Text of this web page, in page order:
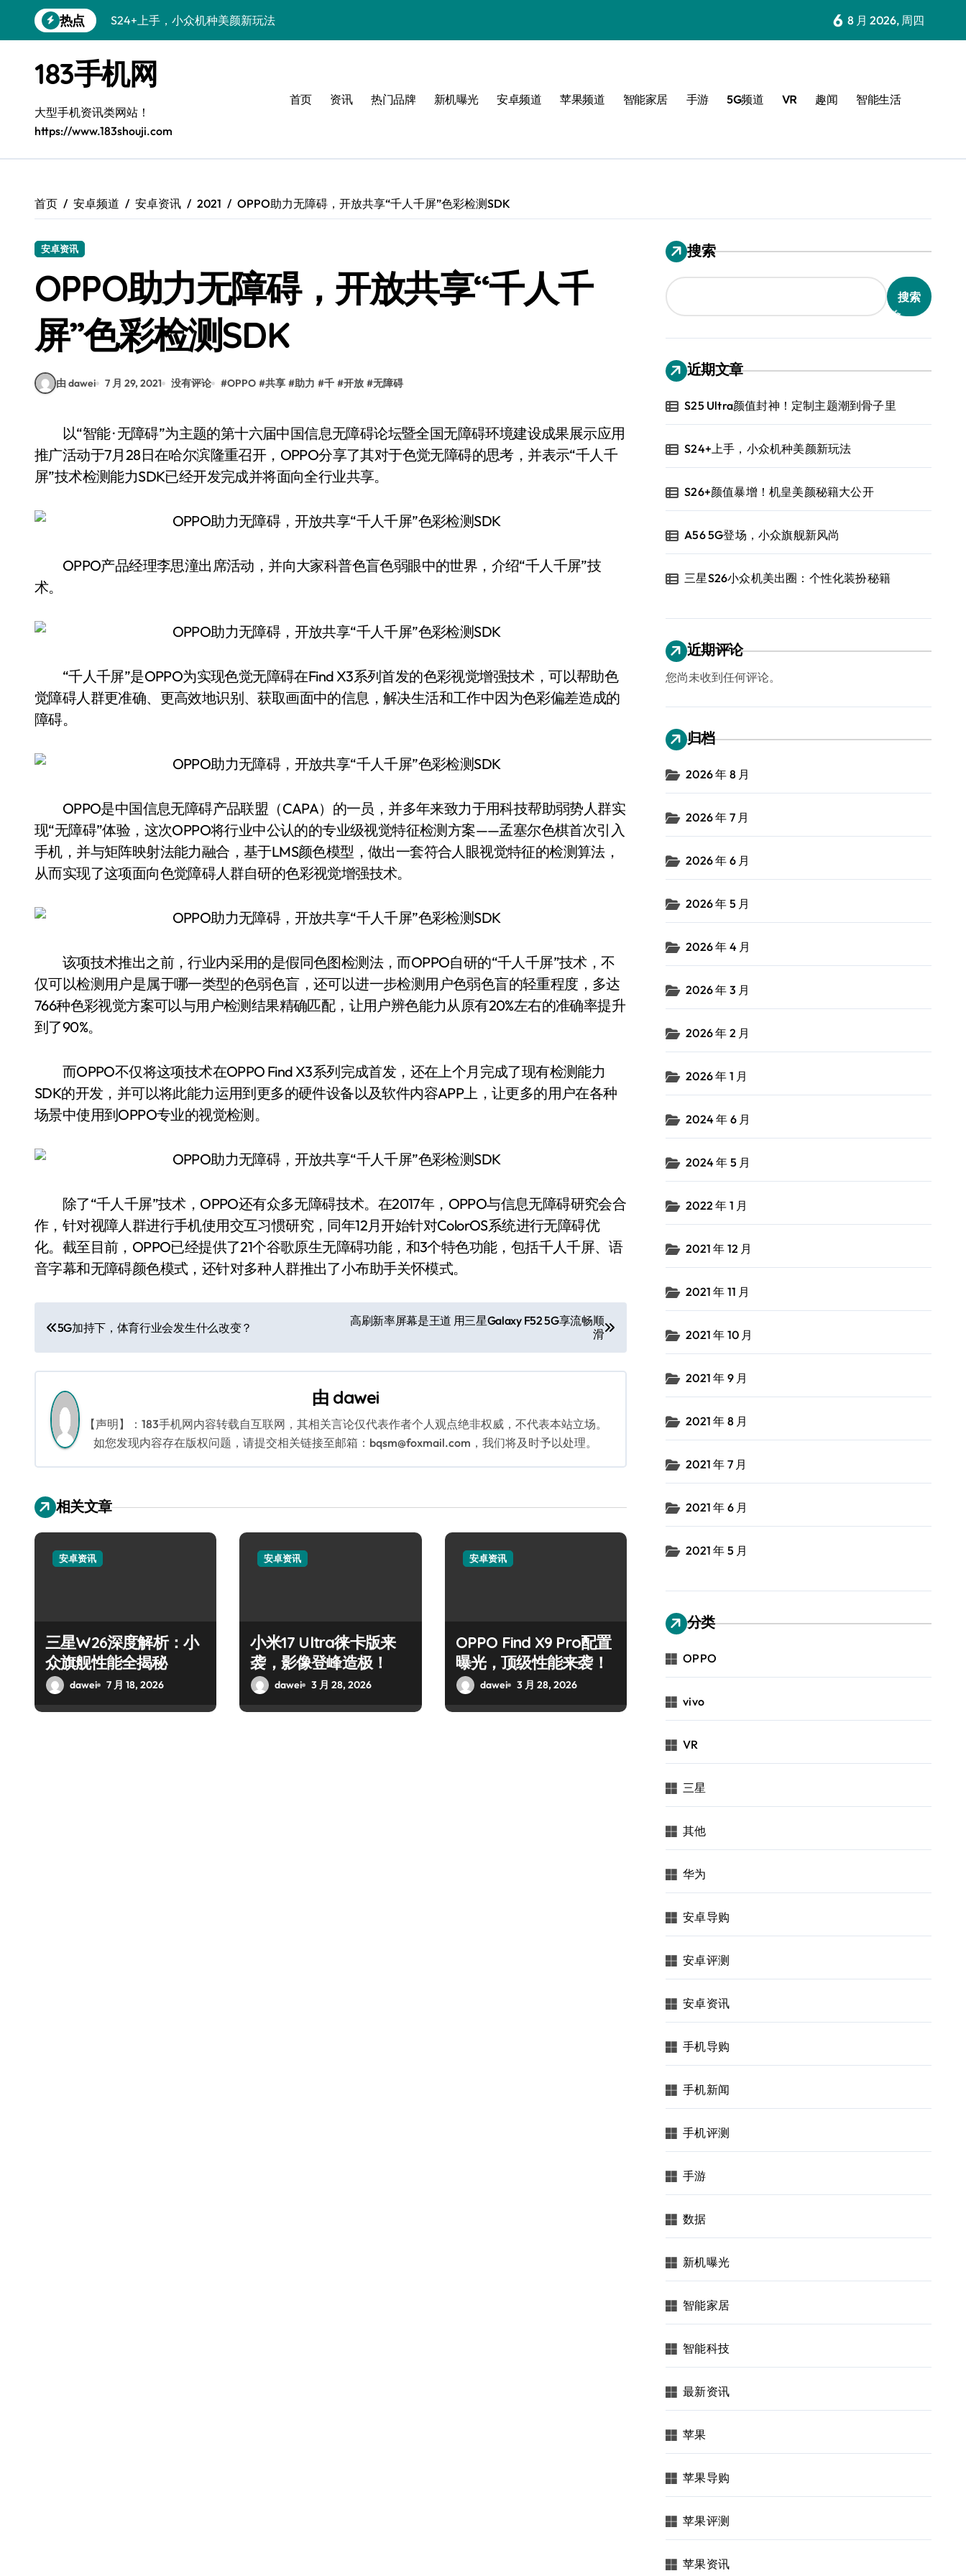
到
热点
S24+上手，小众机种美颜新玩法
A56 5G登场，小众旗舰新风尚
三星S26小众机美出圈：个性化装扮秘籍
S25个性美化秘籍，小众玩法炫酷上线！
C55 5G焕新秘籍：三星潮流定制解锁无限可能
Galaxy Z Flip6：小众潮机，折叠美学新巅峰
S25 Ultra颜值封神！定制主题潮到骨子里
6 8 月 2026, 周四
183手机网
大型手机资讯类网站！
https://www.183shouji.com
首页 资讯 热门品牌 新机曝光 安卓频道 苹果频道 智能家居 手游 5G频道 VR 趣闻 智能生活
首页 安卓频道 安卓资讯 2021 OPPO助力无障碍，开放共享“千人千屏”色彩检测SDK
安卓资讯
OPPO助力无障碍，开放共享“千人千
屏”色彩检测SDK
由 dawei 7 月 29, 2021 没有评论 #OPPO #共享 #助力 #千 #开放 #无障碍
以“智能 · 无障碍”为主题的第十六届中国信息无障碍论坛暨全国无障碍环境建设成果展示应用
推广活动于7月28日在哈尔滨隆重召开，OPPO分享了其对于色觉无障碍的思考，并表示“千人千
屏”技术检测能力SDK已经开发完成并将面向全行业共享。
OPPO产品经理李思潼出席活动，并向大家科普色盲色弱眼中的世界，介绍“千人千屏”技
术。
“千人千屏”是OPPO为实现色觉无障碍在Find X3系列首发的色彩视觉增强技术，可以帮助色
觉障碍人群更准确、更高效地识别、获取画面中的信息，解决生活和工作中因为色彩偏差造成的
障碍。
OPPO是中国信息无障碍产品联盟（CAPA）的一员，并多年来致力于用科技帮助弱势人群实
现“无障碍”体验，这次OPPO将行业中公认的的专业级视觉特征检测方案——孟塞尔色棋首次引入
手机，并与矩阵映射法能力融合，基于LMS颜色模型，做出一套符合人眼视觉特征的检测算法，
从而实现了这项面向色觉障碍人群自研的色彩视觉增强技术。
该项技术推出之前，行业内采用的是假同色图检测法，而OPPO自研的“千人千屏”技术，不
仅可以检测用户是属于哪一类型的色弱色盲，还可以进一步检测用户色弱色盲的轻重程度，多达
766种色彩视觉方案可以与用户检测结果精确匹配，让用户辨色能力从原有20%左右的准确率提升
到了90%。
而OPPO不仅将这项技术在OPPO Find X3系列完成首发，还在上个月完成了现有检测能力
SDK的开发，并可以将此能力运用到更多的硬件设备以及软件内容APP上，让更多的用户在各种
场景中使用到OPPO专业的视觉检测。
除了“千人千屏”技术，OPPO还有众多无障碍技术。在2017年，OPPO与信息无障碍研究会合
作，针对视障人群进行手机使用交互习惯研究，同年12月开始针对ColorOS系统进行无障碍优
化。截至目前，OPPO已经提供了21个谷歌原生无障碍功能，和3个特色功能，包括千人千屏、语
音字幕和无障碍颜色模式，还针对多种人群推出了小布助手关怀模式。
文
章
导
航
5G加持下，体育行业会发生什么改变？
高刷新率屏幕是王道 用三星Galaxy F52 5G享流畅顺
滑
由 dawei
【声明】：183手机网内容转载自互联网，其相关言论仅代表作者个人观点绝非权威，不代表本站立场。
如您发现内容存在版权问题，请提交相关链接至邮箱：bqsm@foxmail.com，我们将及时予以处理。
相关文章
安卓资讯
三星W26深度解析：小
众旗舰性能全揭秘
dawei 7 月 18, 2026
安卓资讯
小米17 Ultra徕卡版来
袭，影像登峰造极！
dawei 3 月 28, 2026
安卓资讯
OPPO Find X9 Pro配置
曝光，顶级性能来袭！
dawei 3 月 28, 2026
搜索
搜索
近期文章
S25 Ultra颜值封神！定制主题潮到骨子里
S24+上手，小众机种美颜新玩法
S26+颜值暴增！机皇美颜秘籍大公开
A56 5G登场，小众旗舰新风尚
三星S26小众机美出圈：个性化装扮秘籍
近期评论
您尚未收到任何评论。
归档
2026 年 8 月
2026 年 7 月
2026 年 6 月
2026 年 5 月
2026 年 4 月
2026 年 3 月
2026 年 2 月
2026 年 1 月
2024 年 6 月
2024 年 5 月
2022 年 1 月
2021 年 12 月
2021 年 11 月
2021 年 10 月
2021 年 9 月
2021 年 8 月
2021 年 7 月
2021 年 6 月
2021 年 5 月
分类
OPPO
vivo
VR
三星
其他
华为
安卓导购
安卓评测
安卓资讯
手机导购
手机新闻
手机评测
手游
数据
新机曝光
智能家居
智能科技
最新资讯
苹果
苹果导购
苹果评测
苹果资讯